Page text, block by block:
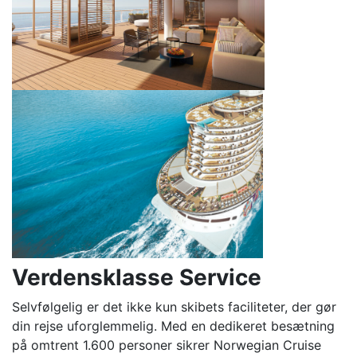
Verdensklasse Service
Selvfølgelig er det ikke kun skibets faciliteter, der gør
din rejse uforglemmelig. Med en dedikeret besætning
på omtrent 1.600 personer sikrer Norwegian Cruise